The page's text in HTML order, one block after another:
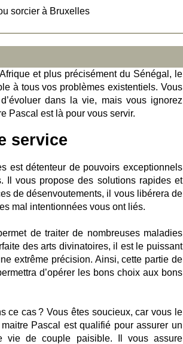
sorcier à Bruxelles
et plus précisément du Sénégal, le
à tous vos problèmes existentiels. Vous
dans la vie, mais vous ignorez
Pascal est là pour vous servir.
service
est détenteur de pouvoirs exceptionnels
Il vous propose des solutions rapides et
de désenvoutements, il vous libérera de
mal intentionnées vous ont liés.
de traiter de nombreuses maladies
des arts divinatoires, il est le puissant
extrême précision. Ainsi, cette partie de
d’opérer les bons choix aux bons
ce cas ? Vous êtes soucieux, car vous le
Pascal est qualifié pour assurer un
vie de couple paisible. Il vous assure